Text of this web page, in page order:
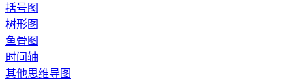
括号图
树形图
鱼骨图
时间轴
其他思维导图